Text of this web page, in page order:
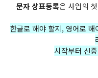
문자 상표등록은 사업의
한글로 해야 할지, 영어로
시작부터 신